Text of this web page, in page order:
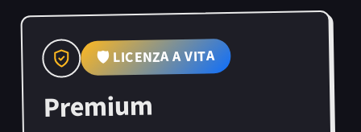
🛡️ LICENZA A VITA
Premium